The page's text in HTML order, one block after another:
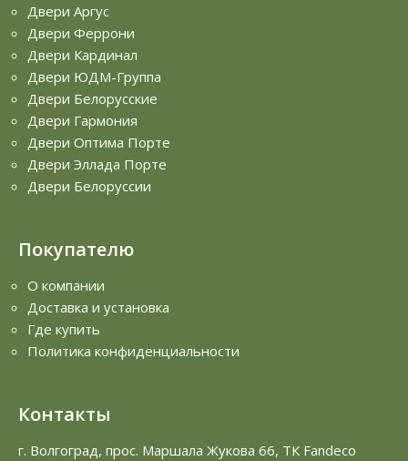
Двери Аргус
Двери Феррони
Двери Кардинал
Двери ЮДМ-Группа
Двери Белорусские
Двери Гармония
Двери Оптима Порте
Двери Эллада Порте
Двери Белоруссии
Покупателю
О компании
Доставка и установка
Где купить
Политика конфиденциальности
Контакты
г. Волгоград, прос. Маршала Жукова 66, ТК Fandeco